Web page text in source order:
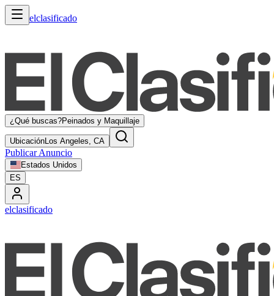
elclasificado
¿Qué buscas?Peinados y Maquillaje
UbicaciónLos Angeles, CA
Publicar Anuncio
Estados Unidos
ES
elclasificado